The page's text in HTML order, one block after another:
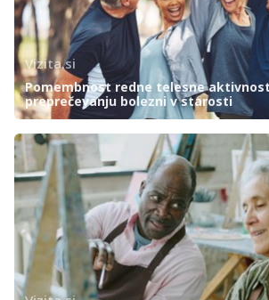
Vizita.si
Pomembnost redne telesne
preprečevanju bolezni v starosti